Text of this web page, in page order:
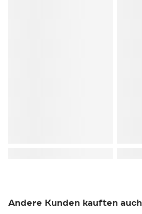
Andere Kunden kauften auch